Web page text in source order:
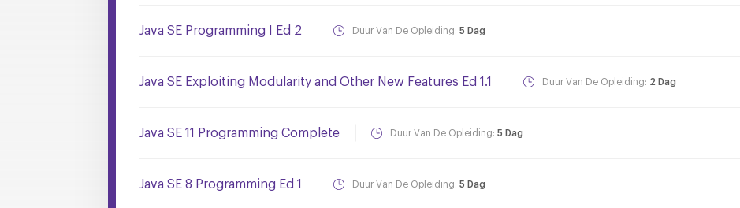
Java SE Programming I Ed 2 Duur Van De Opleiding: 5 Dag
Java SE Exploiting Modularity and Other New Features Ed 1.1 Duur Van De Opleiding: 2 Dag
Java SE 11 Programming Complete Duur Van De Opleiding: 5 Dag
Java SE 8 Programming Ed 1 Duur Van De Opleiding: 5 Dag